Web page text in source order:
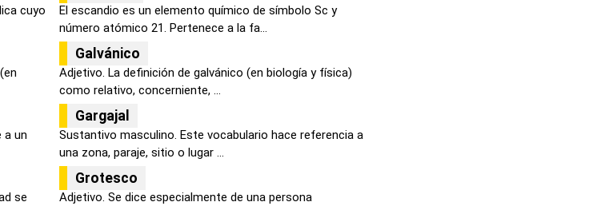
cuyo
El escandio es un elemento químico de símbolo Sc y
número atómico 21. Pertenece a la fa...
Galvánico
Adjetivo. La definición de galvánico (en biología y física)
como relativo, concerniente, ...
a un
Gargajal
Sustantivo masculino. Este vocabulario hace referencia a
una zona, paraje, sitio o lugar ...
se
Grotesco
Adjetivo. Se dice especialmente de una persona